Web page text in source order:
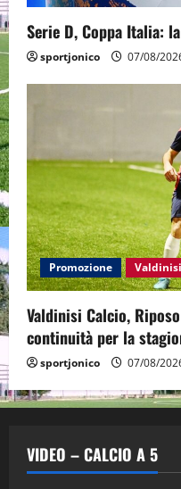
Serie D, Coppa Italia:
sportjonico 07/08/
Promozione
Valdinisi Calcio,
continuità per la
sportjonico 07/08/
VIDEO – CALCIO A 5